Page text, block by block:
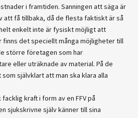
i framtiden. Sanningen att säga är
att få tillbaka, då de flesta faktiskt är så
enkelt inte är fysiskt möjligt att
finns det speciellt många möjligheter till
större företagen som har
eller uträknade av material. På de
självklart att man ska klara alla
kraft i form av en FFV på
sjukskrivne själv känner till sina